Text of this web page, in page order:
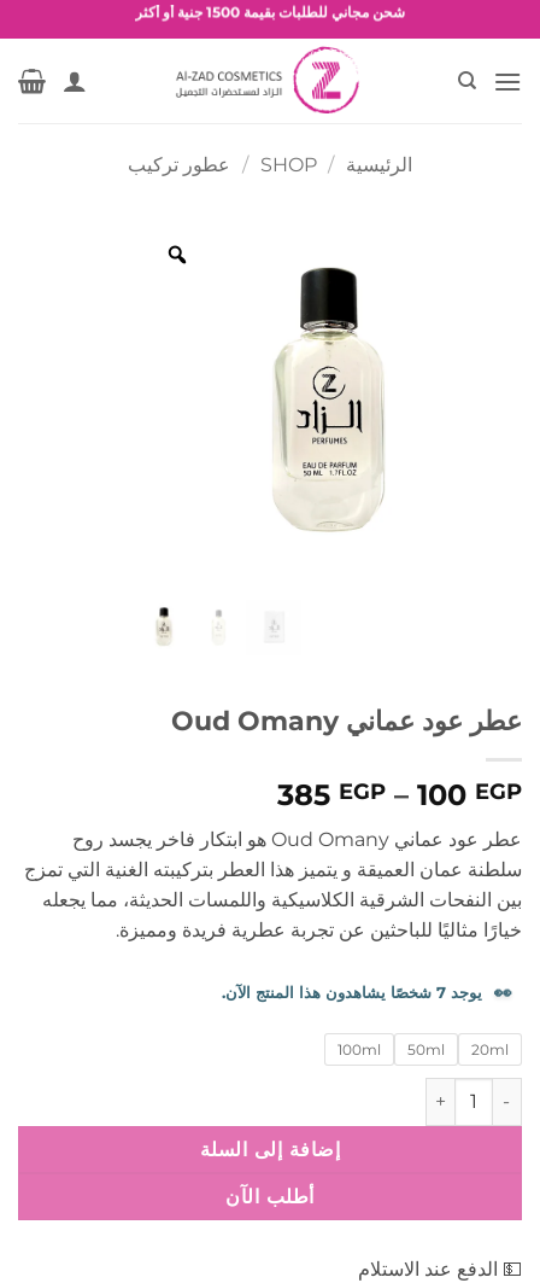
للمحتوى
شحن مجاني للطلبات بقيمة 1500 جنية أو أكثر
عروض وخصومات حصرية
الرئيسية /
SHOP
/ عطور تركيب
عطر عود عماني Oud Omany
100 EGP
–
385 EGP
نطاق
السعر:
من
خلال
عطر عود عماني Oud Omany
هو ابتكار فاخر يجسد روح
سلطنة عمان العميقة و يتميز هذا العطر بتركيبته الغنية التي تمزج
بين النفحات الشرقية الكلاسيكية واللمسات الحديثة، مما يجعله
خيارًا مثاليًا للباحثين عن تجربة عطرية فريدة ومميزة.
👀 يوجد 7 شخصًا يشاهدون هذا المنتج الآن.
20ml
50ml
100ml
كمية عطر عود عماني Oud Omany
إضافة إلى السلة
أطلب الآن
💵 الدفع عند الاستلام